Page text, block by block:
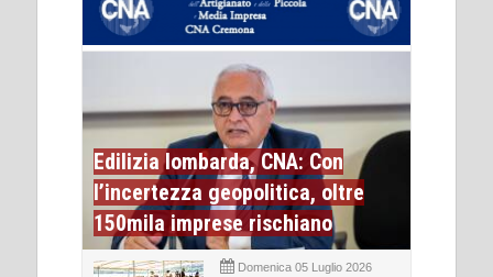
Edilizia lombarda, CNA: Con
l’incertezza geopolitica, oltre
150mila imprese rischiano
Domenica 05 Luglio 2026